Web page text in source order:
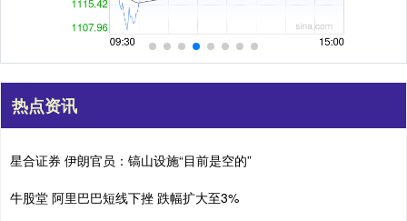
热点资讯
星合证券 伊朗官员：镐山设施“目前是空的”
牛股堂 阿里巴巴短线下挫 跌幅扩大至3%